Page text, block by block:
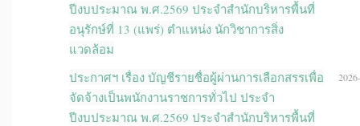
ปีงบประมาณ พ.ศ.2569 ประจำสำนักบริหารพื้นที่
อนุรักษ์ที่ 13 (แพร่) ตำแหน่ง นักวิชาการสิ่ง
แวดล้อม
ประกาศฯ เรื่อง บัญชีรายชื่อผู้ผ่านการเลือกสรรเพื่อ
จัดจ้างเป็นพนักงานราชการทั่วไป ประจำ
ปีงบประมาณ พ.ศ.2569 ประจำสำนักบริหารพื้นที่